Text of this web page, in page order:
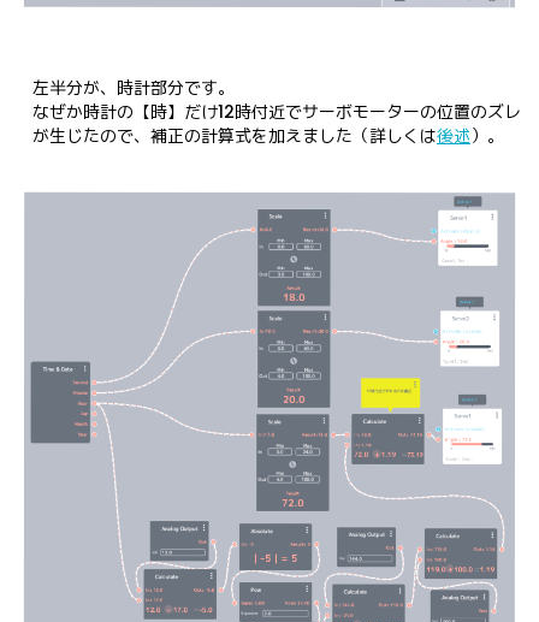
左半分が、時計部分です。
なぜか時計の【時】だけ12時付近でサーボモーターの位置のズレ
が生じたので、補正の計算式を加えました（詳しくは後述）。